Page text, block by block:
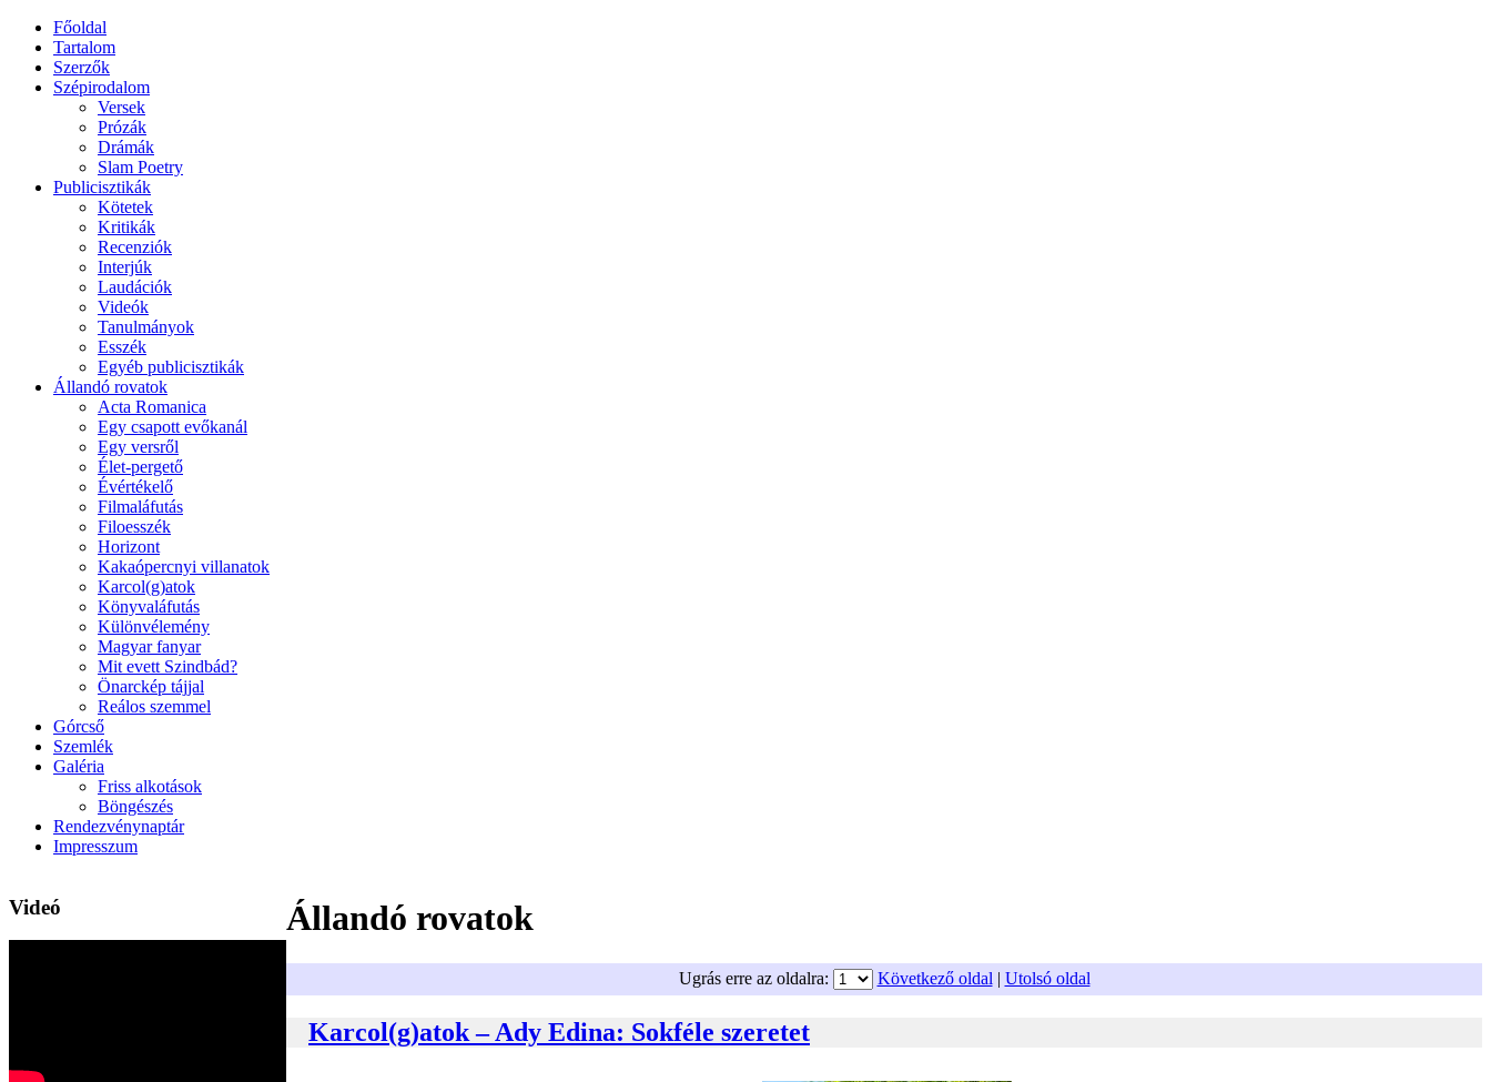
Főoldal
Tartalom
Szerzők
Szépirodalom
Versek
Prózák
Drámák
Slam Poetry
Publicisztikák
Kötetek
Kritikák
Recenziók
Interjúk
Laudációk
Videók
Tanulmányok
Esszék
Egyéb publicisztikák
Állandó rovatok
Acta Romanica
Egy csapott evőkanál
Egy versről
Élet-pergető
Évértékelő
Filmaláfutás
Filoesszék
Horizont
Kakaópercnyi villanatok
Karcol(g)atok
Könyvaláfutás
Különvélemény
Magyar fanyar
Mit evett Szindbád?
Önarckép tájjal
Reálos szemmel
Górcső
Szemlék
Galéria
Friss alkotások
Böngészés
Rendezvénynaptár
Impresszum
Videó Állandó rovatok
Ugrás erre az oldalra: Következő oldal | Utolsó oldal
Karcol(g)atok – Ady Edina: Sokféle szeretet